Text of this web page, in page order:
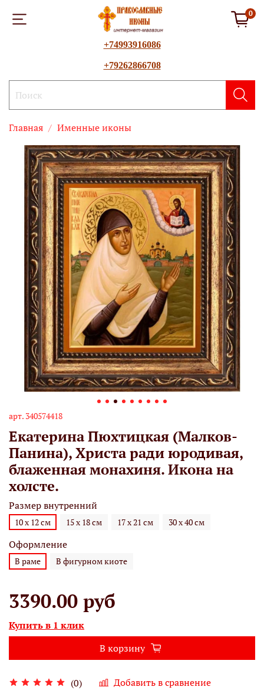
0
+74993916086
+79262866708
Главная Именные иконы
арт. 340574418
Екатерина Пюхтицкая (Малков-
Панина), Христа ради юродивая,
блаженная монахиня. Икона на
холсте.
(0) Добавить в сравнение
Размер внутренний
10 х 12 см 15 х 18 см 17 х 21 см 30 х 40 см
Оформление
В раме В фигурном киоте
3390.00 руб
Купить в 1 клик
В корзину